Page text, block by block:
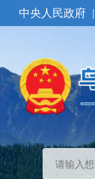
中央人民政府 |